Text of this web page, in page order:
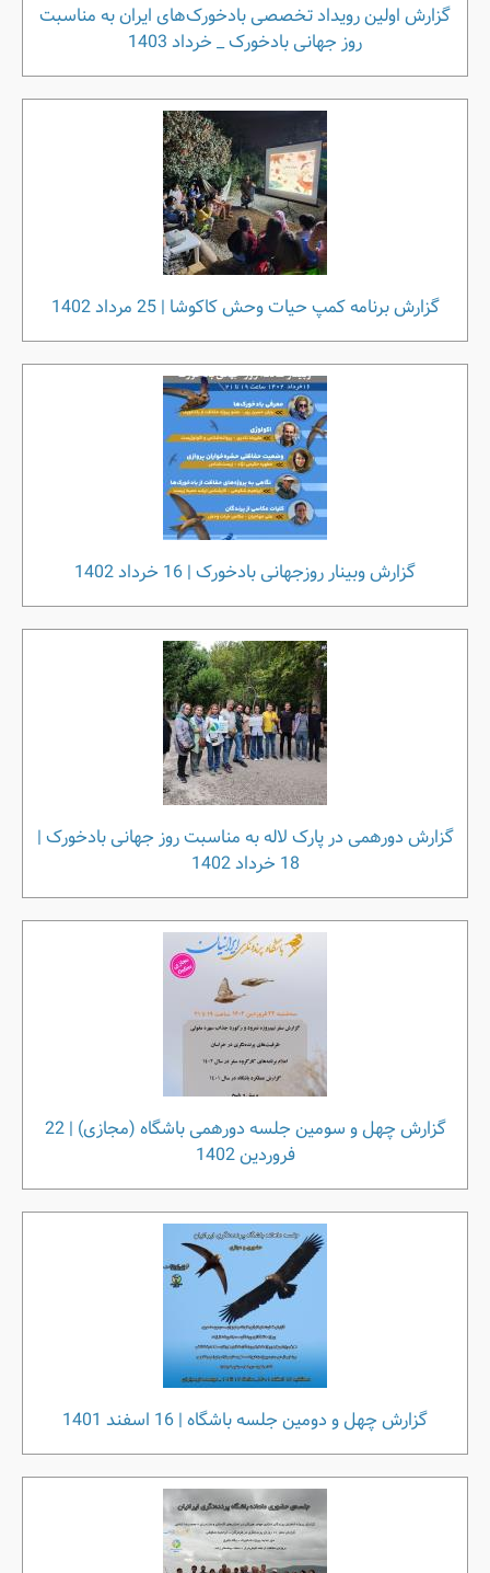
گزارش اولین رویداد تخصصی بادخورک‌های ایران به مناسبت
روز جهانی بادخورک _ خرداد 1403
گزارش برنامه کمپ حیات وحش کاکوشا | 25 مرداد 1402
گزارش وبینار روزجهانی بادخورک | 16 خرداد 1402
گزارش دورهمی در پارک لاله به مناسبت روز جهانی بادخورک |
18 خرداد 1402
گزارش چهل و سومین جلسه دورهمی باشگاه (مجازی) | 22
فروردین 1402
گزارش چهل و دومین جلسه باشگاه | 16 اسفند 1401